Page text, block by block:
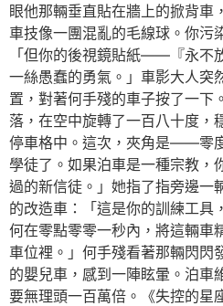
眼他那輛垂直貼在牆上的掀背車
車技像一團混亂的毛線球。你污
「但你的後視鏡貼紙——『永不
一絲愚蠢的勇氣。」車影大人突
置，對著何手殘的車子按了一下
落，在空中旋轉了一百八十度，
停車格中。這次，夾角是——零
學徒了。如果泊車是一種宗教，
過的新信徒。」她指了指旁邊一
的改造車：「這是你的訓練工具
何在零點零零一秒內，將這輛車
車位裡。」何手殘看著那輛閃閃
的嬰兒車，感到一陣眩暈。泊車
要無理頭一百萬倍。《失控的星